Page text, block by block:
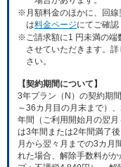
※ 月額料金のほかに、回
は料金ページにてご確認
※ご請求額に1 円未満の
させていただきます。詳
さい。
【契約期間について】
3年プラン（N）の契約期
～36カ月目の月末まで）
年間（ご利用開始月の翌
は3年間または2年間満了
月から翌々月までの3カ月
れた場合、解除手数料が